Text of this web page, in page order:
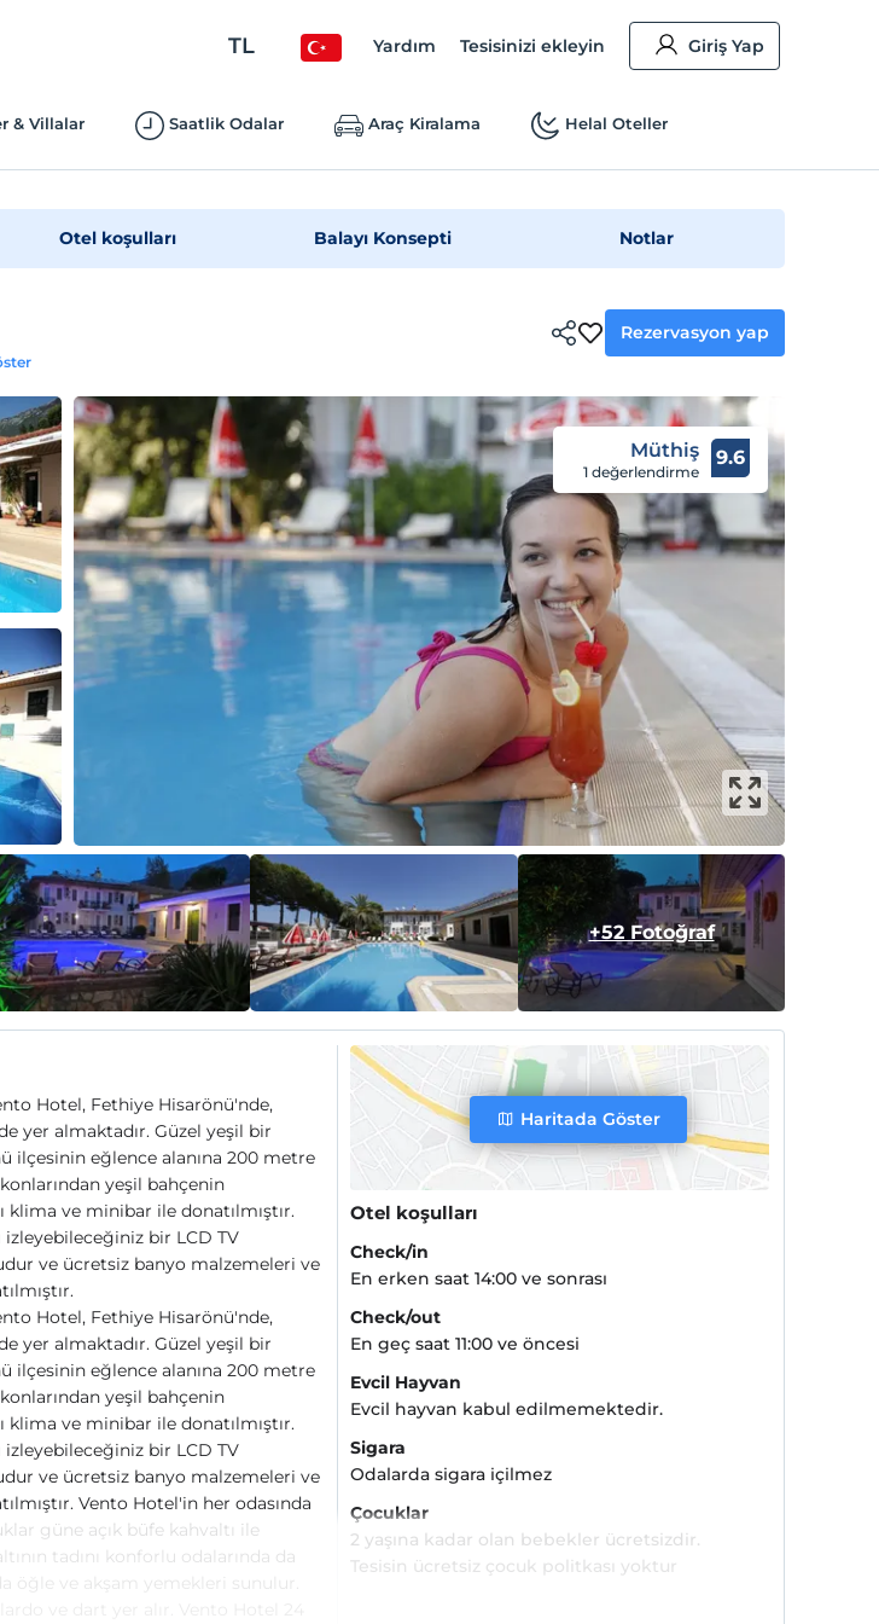
TL Yardım Tesisinizi ekleyin Giriş Yap
& Villalar Saatlik Odalar Araç Kiralama Helal Oteller
Otel koşulları Balayı Konsepti Notlar
Rezervasyon yap
Müthiş
1 değerlendirme
9.6
+52 Fotoğraf
Hotel, Fethiye Hisarönü'nde,
yer almaktadır. Güzel yeşil bir
ilçesinin eğlence alanına 200 metre
yeşil bahçenin
klima ve minibar ile donatılmıştır.
izleyebileceğiniz bir LCD TV
ve ücretsiz banyo malzemeleri ve
Hotel, Fethiye Hisarönü'nde,
yer almaktadır. Güzel yeşil bir
ilçesinin eğlence alanına 200 metre
yeşil bahçenin
klima ve minibar ile donatılmıştır.
izleyebileceğiniz bir LCD TV
ve ücretsiz banyo malzemeleri ve
Vento Hotel'in her odasında
güne açık büfe kahvaltı ile
tadını konforlu odalarında da
öğle ve akşam yemekleri sunulur.
Haritada Göster
Otel koşulları
Check/in
En erken saat 14:00 ve sonrası
Check/out
En geç saat 11:00 ve öncesi
Evcil Hayvan
Evcil hayvan kabul edilmemektedir.
Sigara
Odalarda sigara içilmez
Çocuklar
2 yaşına kadar olan bebekler ücretsizdir.
Tesisin ücretsiz çocuk politkası yoktur